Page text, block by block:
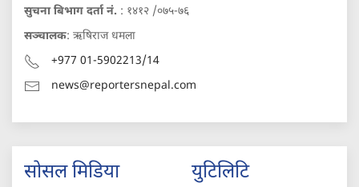
सुचना बिभाग दर्ता नं. : १४१२ /०७५-७६
सञ्चालक: ऋषिराज धमला
+977 01-5902213/14
news@reportersnepal.com
सोसल मिडिया युटिलिटि